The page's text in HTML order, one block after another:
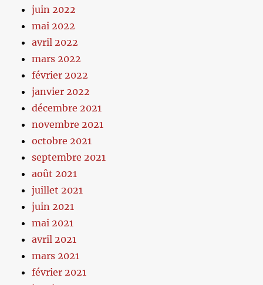
juin 2022
mai 2022
avril 2022
mars 2022
février 2022
janvier 2022
décembre 2021
novembre 2021
octobre 2021
septembre 2021
août 2021
juillet 2021
juin 2021
mai 2021
avril 2021
mars 2021
février 2021